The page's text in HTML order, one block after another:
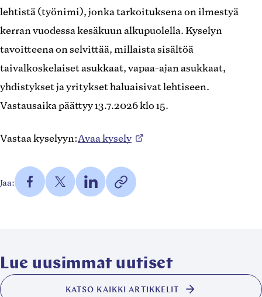
lehtistä (työnimi), jonka tarkoituksena on ilmestyä
kerran vuodessa kesäkuun alkupuolella. Kyselyn
tavoitteena on selvittää, millaista sisältöä
taivalkoskelaiset asukkaat, vapaa-ajan asukkaat,
yhdistykset ja yritykset haluaisivat lehtiseen.
Vastausaika päättyy 13.7.2026 klo 15.
Vastaa kyselyyn:Avaa kysely
Jaa:
Jaa
Facebookissa
Jaa
Twitterissä
Jaa
LinkedInissä
https://taivalkoski.fi/blog/kesa-
taivalkoskella-
Lue uusimmat uutiset
KATSO KAIKKI ARTIKKELIT